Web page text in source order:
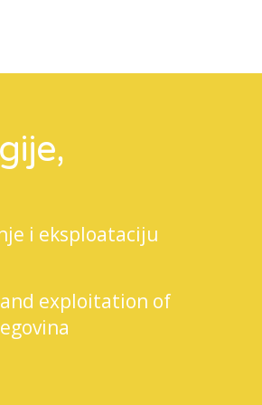
i eksploataciju
exploitation of